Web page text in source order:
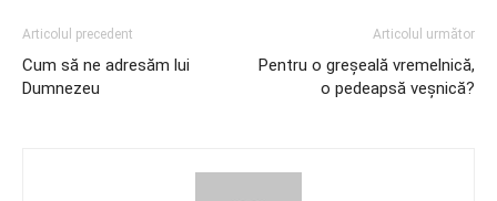
Articolul precedent
Cum să ne adresăm lui
Dumnezeu
Articolul următor
Pentru o greşeală vremelnică,
o pedeapsă veşnică?